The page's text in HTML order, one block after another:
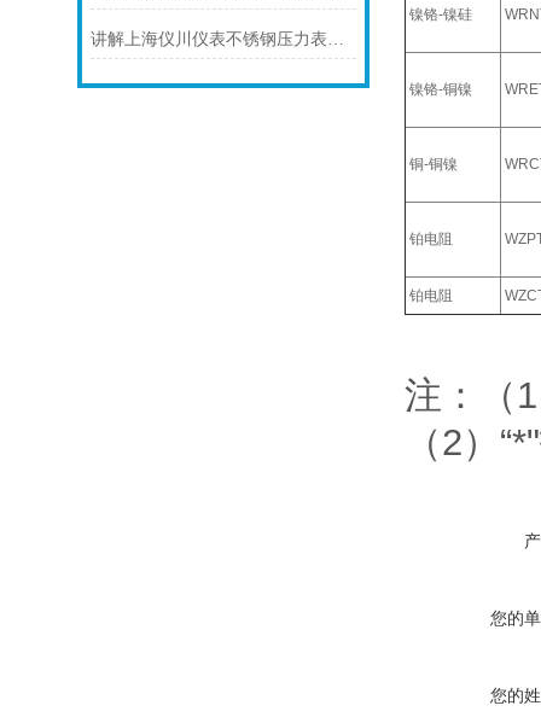
讲解上海仪川仪表不锈钢压力表的防护等级
镍铬-镍硅
镍铬-铜镍
铜-铜镍
铂电阻
铂电阻
注：（
（2）
您的
您的